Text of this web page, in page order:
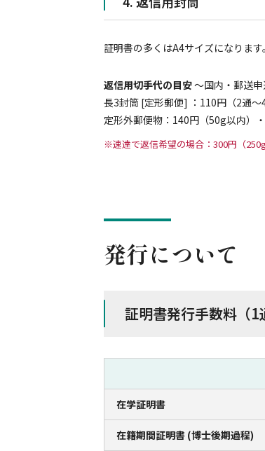
証明書の多くはA4サイズになりま
返信用切手代の目安〜国内・郵送
長3封筒 [定形郵便] ：110円（2通～
定形外郵便物：140円（50g以内）
速達で返信希望の場合：300円（
発行について
証明書発行手数料（1
在学証明書
在籍期間証明書 (博士後期過程)